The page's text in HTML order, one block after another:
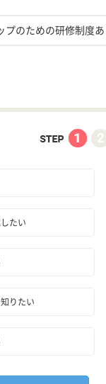
プのための研修制度
たい
りたい